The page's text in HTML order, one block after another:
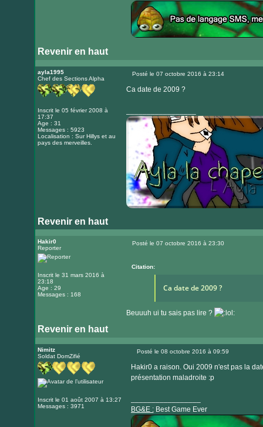
Revenir en haut
le
internet
ayla1995
Chef des Sections Alpha
Inscrit le 05 février 2008 à
17:37
Age : 31
Messages : 5923
Localisation : Sur Hillys et au
pays des merveilles.
Posté le 07 octobre 2016 à 23:14
Ca date de 2009 ?
Revenir en haut
Visiter
le
Hakir0
Reporter
Inscrit le 31 mars 2016 à
23:18
Age : 29
Messages : 168
Posté le 07 octobre 2016 à 23:30
Citation:
Ca date de 2009 ?
Beuuuh ui tu sais pas lire ?
Revenir en haut
Nimitz
Soldat DomZifié
Inscrit le 01 août 2007 à 13:27
Messages : 3971
Posté le 08 octobre 2016 à 09:59
Hakir0 a raison. Oui 2009 n'est pas la
présentation maladroite :p
BG&E :Best Game Ever